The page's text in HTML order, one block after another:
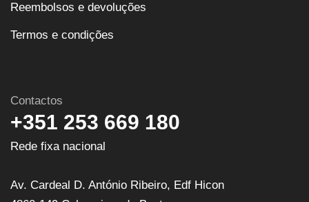
Reembolsos e devoluções
Termos e condições
Contactos
+351 253 669 180
Rede fixa nacional
Av. Cardeal D. António Ribeiro, Edf Hicon